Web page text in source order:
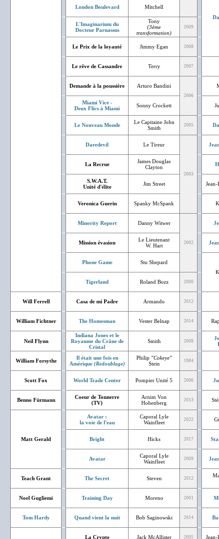
London Boulevard Mitchell
L'Imaginarium du
Docteur Parnassus
Tony
(3ème
transformation)
2009
Le Prix de la loyauté Jimmy Egan 2008
Le rêve de Cassandre Terry 2007
Demande à la poussière Arturo Bandini
2006
Miami Vice -
Deux Flics à Miami
Sonny Crockett
Le Nouveau Monde
Le Capitaine John
Smith
2005
Daredevil Le Tireur
2003
La Recrue
James Douglas
Clayton
S.W.A.T.
Unité d'élite
Jim Street
Veronica Guerin Spanky McSpank
Minority Report Danny Witwer
2002
Mission évasion
Le Lieutenant
W. Hart
Phone Game
Stu Shepard
Tigerland
Roland Bozz 2000
Will Ferrell Casa de mi Padre Armando 2012
William Fichtner The Homesman Vester Belnap 2014
Neil Flynn
Indiana Jones et le
Royaume du Crâne de
Cristal
Smith 2008
William Forsythe
Il était une fois en
Amérique (Redoublage)
Philip "Cokeye"
Stein
1984
Scott Fox World Trade Center Pompier Unité 5 2006
Benno Fürmann
Coeur de Tonnerre
(TV)
Arnim Von
Hohenberg
2013
Matt Gerald
Avatar :
la voie de l'eau
Caporal Lyle
Wainfleet
2022
Bright Hicks 2017
Avatar
Caporal Lyle
Wainfleet
2009
Teach Grant The Secret Steven 2012
Noel Gugliemi Training Day Moreno 2001
Tom Hardy Quand vient la nuit Bob Saginowski 2014
La Crypte Jack McAllister 2005